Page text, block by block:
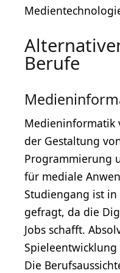
Berufe
der Gestaltung
Programmierung
für mediale
Studiengang ist
gefragt, da die
Jobs schafft.
Die